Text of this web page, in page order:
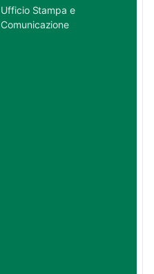
Ufficio Stampa e
Comunicazione